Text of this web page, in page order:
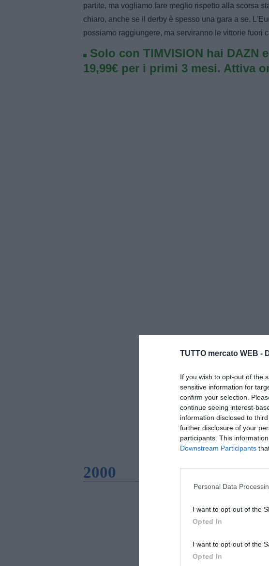
TUTTO mercato WEB -
If you wish to opt-out of the
sensitive information for
confirm your selection.
continue seeing interest-
information disclosed to
further disclosure of your
participants. This
Downstream Participants
Personal Data
I want to opt-out of the
Opted In
I want to opt-out of the
Opted In
partite, ma vogliamo fare meglio rispetto alla scorsa
chiaro, anche se il derby è spesso una gara a se.
possiamo raggiungere, ma serviranno le vittorie fuori
Solo con TIMVISION hai DAZN
19,99€ per i primi 3 mesi. Attiva
2000